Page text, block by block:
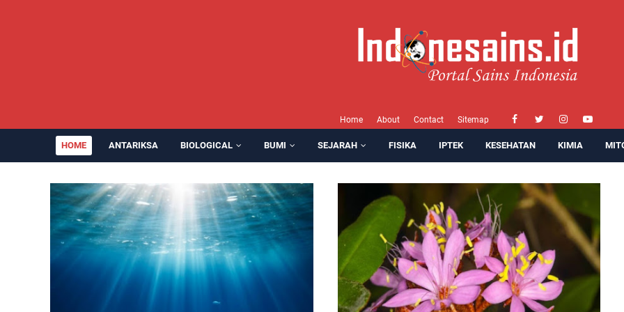
Home About Contact Sitemap
HOME ANTARIKSA BIOLOGICAL BUMI SEJARAH FISIKA IPTEK KESEHATAN KIMIA